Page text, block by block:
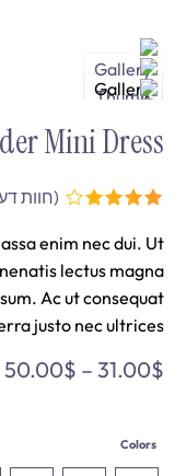
Mini Dress
(חוות
enim nec dui. Ut
lectus magna
Ac ut consequat
justo nec ultrices.
31.00$
–
50.00$
Colors